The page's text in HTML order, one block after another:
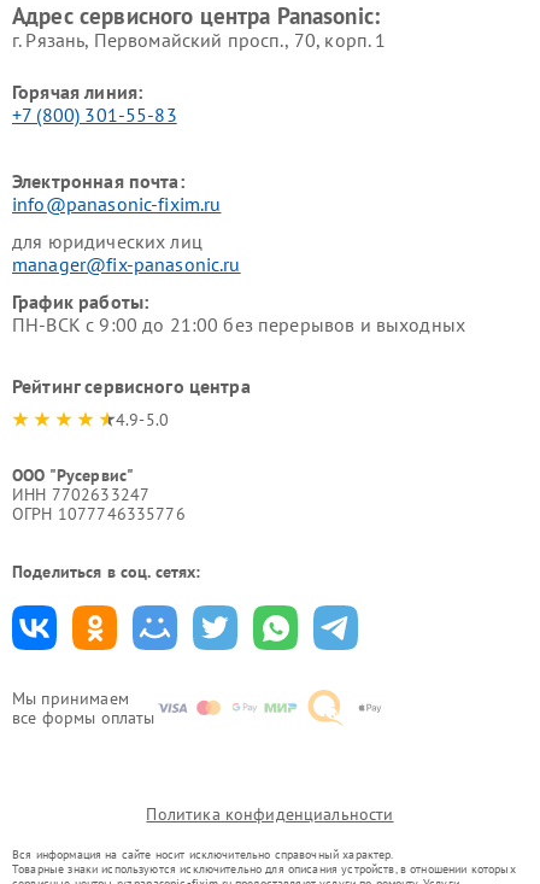
Мы принимаем
все формы оплаты
Адрес сервисного центра Panasonic:
г. Рязань, Первомайский просп., 70, корп. 1
Горячая линия:
+7 (800) 301-55-83
Электронная почта:
info@panasonic-fixim.ru
для юридических лиц
manager@fix-panasonic.ru
График работы:
ПН-ВСК с 9:00 до 21:00 без перерывов и выходных
Рейтинг сервисного центра
4.9-5.0
ООО "Русервис"
ИНН 7702633247
ОГРН 1077746335776
Поделиться в соц. сетях:
Политика конфиденциальности
Вся информация на сайте носит исключительно справочный характер.
Товарные знаки используются исключительно для описания устройств, в отношении которых